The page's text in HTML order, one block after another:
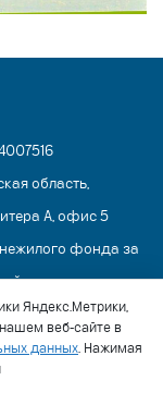
область,
А, офис 5
фонда за
основе
Яндекс.Метрики,
веб-сайте в
данных . Нажимая